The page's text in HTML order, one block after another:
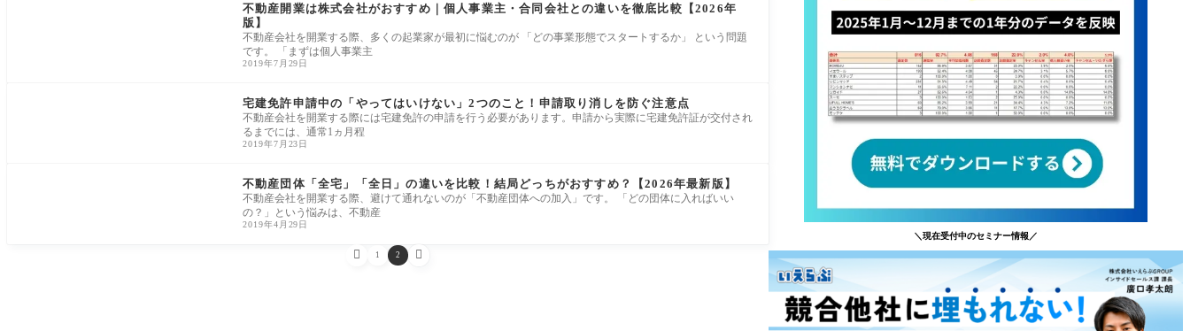
不動産開業は株式会社がおすすめ｜個人事業主・合同会社との違いを徹底比較【2026年
版】
不動産会社を開業する際、多くの起業家が最初に悩むのが 「どの事業形態でスタートするか」 という問題
です。 「まずは個人事業主
2019年7月29日
宅建免許申請中の「やってはいけない」2つのこと！申請取り消しを防ぐ注意点
不動産会社を開業する際には宅建免許の申請を行う必要があります。申請から実際に宅建免許証が交付され
るまでには、通常1ヵ月程
2019年7月23日
不動産団体「全宅」「全日」の違いを比較！結局どっちがおすすめ？【2026年最新版】
不動産会社を開業する際、避けて通れないのが「不動産団体への加入」です。 「どの団体に入ればいい
の？」という悩みは、不動産
2019年4月29日
 1 2 
＼現在受付中のセミナー情報／